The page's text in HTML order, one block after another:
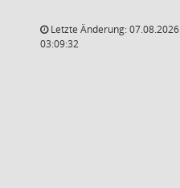
Letzte Änderung: 07.08.2026
03:09:32